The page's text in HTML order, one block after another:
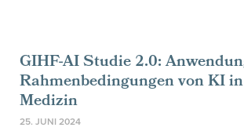
GIHF-AI Studie 2.0:
Rahmenbedingungen von KI
Medizin
25. JUNI 2024